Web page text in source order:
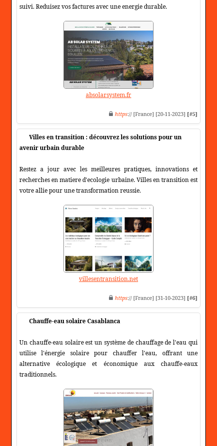
suivi. Reduisez vos factures avec une energie durable.
absolarsystem.fr
https:// [France] [20-11-2023] [#5]
Villes en transition : découvrez les solutions pour un
avenir urbain durable
Restez a jour avec les meilleures pratiques, innovations et
recherches en matiere d'ecologie urbaine. Villes en transition est
votre allie pour une transformation reussie.
villesentransition.net
https:// [France] [31-10-2023] [#6]
Chauffe-eau solaire Casablanca
Un chauffe-eau solaire est un système de chauffage de l'eau qui
utilise l'énergie solaire pour chauffer l'eau, offrant une
alternative écologique et économique aux chauffe-eaux
traditionnels.